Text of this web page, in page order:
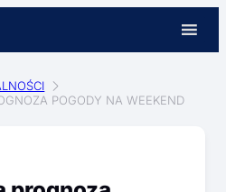
POGODY NA WEEKEND